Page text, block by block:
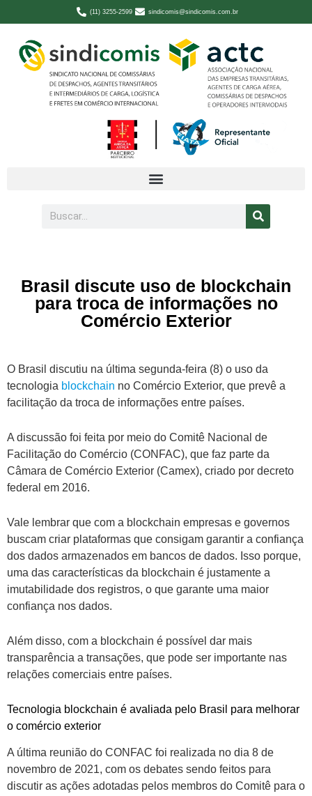
(11) 3255-2599 sindicomis@sindicomis.com.br
Brasil discute uso de blockchain
para troca de informações no
Comércio Exterior
O Brasil discutiu na última segunda-feira (8) o uso da
tecnologia blockchain no Comércio Exterior, que prevê a
facilitação da troca de informações entre países.
A discussão foi feita por meio do Comitê Nacional de
Facilitação do Comércio (CONFAC), que faz parte da
Câmara de Comércio Exterior (Camex), criado por decreto
federal em 2016.
Vale lembrar que com a blockchain empresas e governos
buscam criar plataformas que consigam garantir a confiança
dos dados armazenados em bancos de dados. Isso porque,
uma das características da blockchain é justamente a
imutabilidade dos registros, o que garante uma maior
confiança nos dados.
Além disso, com a blockchain é possível dar mais
transparência a transações, que pode ser importante nas
relações comerciais entre países.
Tecnologia blockchain é avaliada pelo Brasil para melhorar
o comércio exterior
A última reunião do CONFAC foi realizada no dia 8 de
novembro de 2021, com os debates sendo feitos para
discutir as ações adotadas pelos membros do Comitê para o